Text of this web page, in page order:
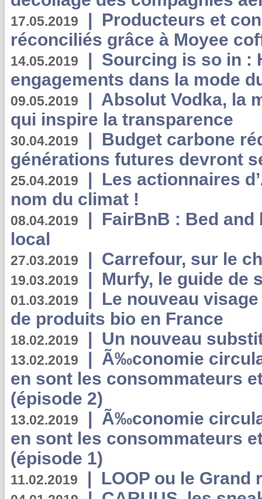
17.05.2019 | Producteurs et
réconciliés grâce à Moyee
14.05.2019 | Sourcing is so in :
engagements dans la mode
09.05.2019 | Absolut Vodka, la
qui inspire la transparence
30.04.2019 | Budget carbone
générations futures devront
25.04.2019 | Les actionnaires
nom du climat !
08.04.2019 | FairBnB : Bed
local
27.03.2019 | Carrefour, sur le
19.03.2019 | Murfy, le guide de
01.03.2019 | Le nouveau
de produits bio en France
18.02.2019 | Un nouveau
13.02.2019 | Ã‰conomie
en sont les consommateurs
(épisode 2)
13.02.2019 | Ã‰conomie
en sont les consommateurs
(épisode 1)
11.02.2019 | LOOP ou le Grand